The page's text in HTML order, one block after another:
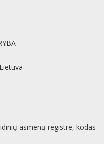
asmenų registre, kodas